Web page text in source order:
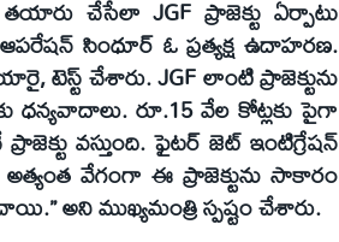
చేసేలా JGF ప్రాజెక్టు ఏర్పాటు
సింధూర్ ఓ ప్రత్యక్ష ఉదాహరణ.
చేశారు. JGF లాంటి ప్రాజెక్టును
ధన్యవాదాలు. రూ.15 వేల కోట్లకు పైగా
వస్తుంది. ఫైటర్ జెట్ ఇంటిగ్రేషన్
అత్యంత వేగంగా ఈ ప్రాజెక్టును సాకారం
అని ముఖ్యమంత్రి స్పష్టం చేశారు.